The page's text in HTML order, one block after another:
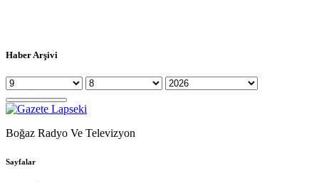
Haber Arşivi
Boğaz Radyo Ve Televizyon
Sayfalar